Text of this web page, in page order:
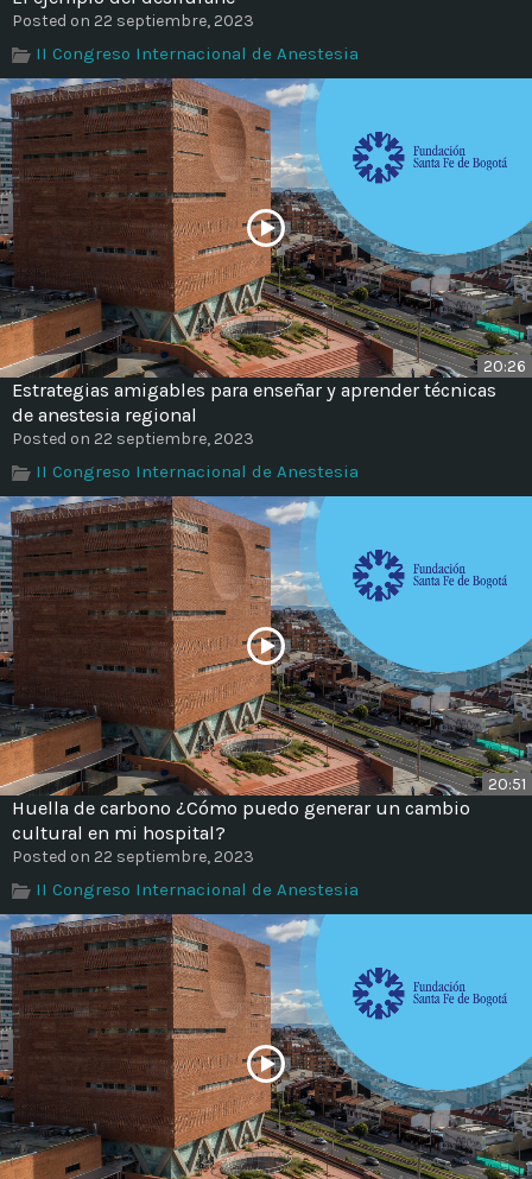
Posted on 22 septiembre, 2023
II Congreso Internacional de Anestesia
20:26
Estrategias amigables para enseñar y aprender técnicas
de anestesia regional
Posted on 22 septiembre, 2023
II Congreso Internacional de Anestesia
20:51
Huella de carbono ¿Cómo puedo generar un cambio
cultural en mi hospital?
Posted on 22 septiembre, 2023
II Congreso Internacional de Anestesia